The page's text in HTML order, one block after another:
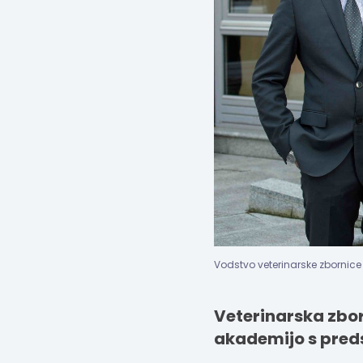
Vodstvo veterinarske zbornice
Veterinarska
akademijo s